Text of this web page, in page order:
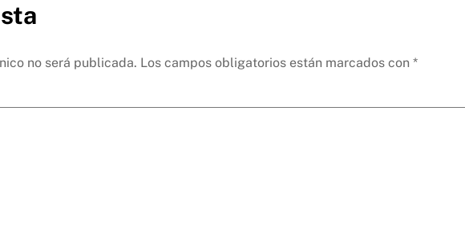
no será publicada. Los campos obligatorios están marcados con *